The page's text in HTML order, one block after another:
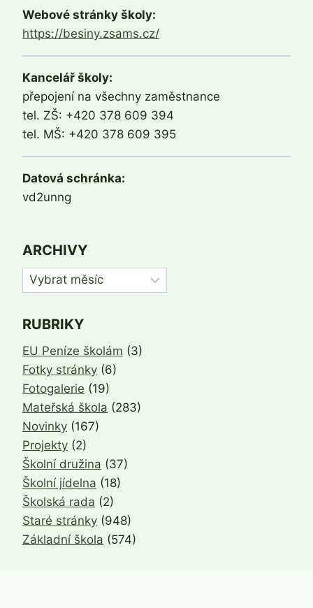
Webové stránky školy:
https://besiny.zsams.cz/
Kancelář školy:
přepojení na všechny zaměstnance
tel. ZŠ: +420 378 609 394
tel. MŠ: +420 378 609 395
Datová schránka:
vd2unng
ARCHIVY
Archivy
RUBRIKY
EU Peníze školám (3)
Fotky stránky (6)
Fotogalerie (19)
Mateřská škola (283)
Novinky (167)
Projekty (2)
Školní družina (37)
Školní jídelna (18)
Školská rada (2)
Staré stránky (948)
Základní škola (574)